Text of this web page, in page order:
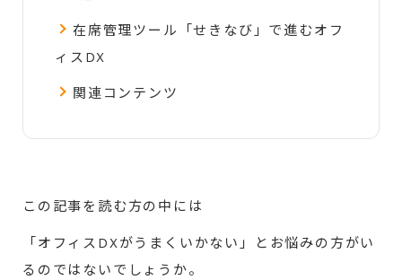
在席管理ツール「せきなび」で進むオフ
ィスDX
関連コンテンツ
この記事を読む方の中には
「オフィスDXがうまくいかない」とお悩みの方がい
るのではないでしょうか。